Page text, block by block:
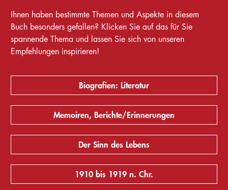
Ihnen haben bestimmte Themen und Aspekte in diesem
Buch besonders gefallen? Klicken Sie auf das für Sie
spannende Thema und lassen Sie sich von unseren
Empfehlungen inspirieren!
Biografien: Literatur
Memoiren, Berichte/Erinnerungen
Der Sinn des Lebens
1910 bis 1919 n. Chr.